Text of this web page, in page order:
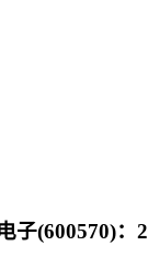
子(600570)：